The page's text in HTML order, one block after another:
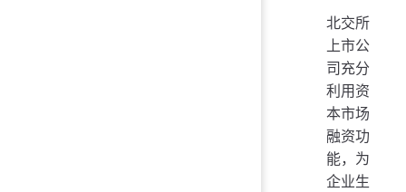
北交所
上市公
司充分
利用资
本市场
融资功
能，为
企业生